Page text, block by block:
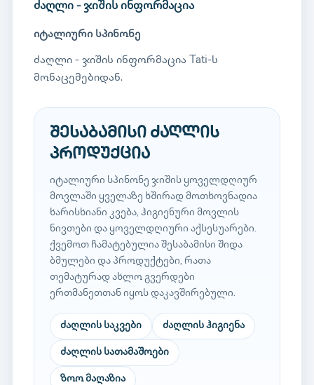
ძაღლი - ჯიშის ინფორმაცია
იტალიური სპინონე
ძაღლი - ჯიშის ინფორმაცია Tati-ს
მონაცემებიდან.
შესაბამისი ძაღლის
პროდუქცია
იტალიური სპინონე ჯიშის ყოველდღიურ
მოვლაში ყველაზე ხშირად მოთხოვნადია
ხარისხიანი კვება, ჰიგიენური მოვლის
ნივთები და ყოველდღიური აქსესუარები.
ქვემოთ ჩამატებულია შესაბამისი შიდა
ბმულები და პროდუქტები, რათა
თემატურად ახლო გვერდები
ერთმანეთთან იყოს დაკავშირებული.
ძაღლის საკვები ძაღლის ჰიგიენა
ძაღლის სათამაშოები
ზოო მაღაზია